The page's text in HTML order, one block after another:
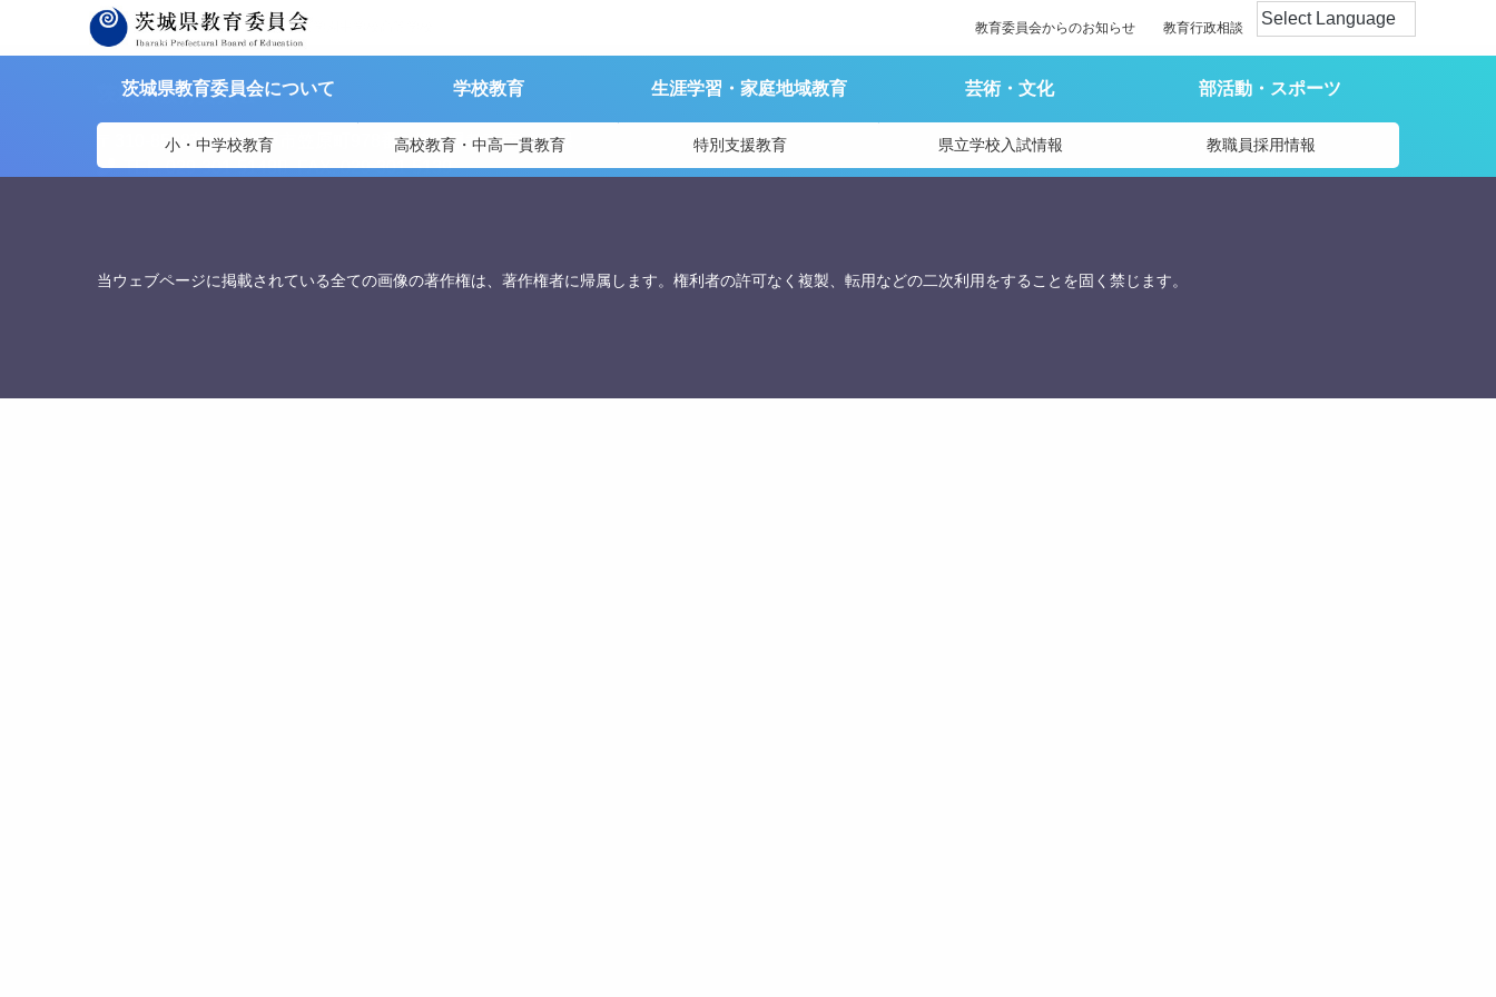
教育委員会からのお知らせ 教育行政相談
茨城県教育委員会について 学校教育 生涯学習・家庭地域教育 芸術・文化 部活動・スポーツ
小・中学校教育 高校教育・中高一貫教育 特別支援教育 県立学校入試情報 教職員採用情報
茨城県教育委員会>リンク集> 茗溪学園中学校高等学校
茨城県教育委員会
〒310-8588 茨城県水戸市笠原町978番6 茨城県教育庁総務課
TEL. 029-301-5148
FAX. 029-301-5139
当ウェブページに掲載されている全ての画像の著作権は、著作権者に帰属します。権利者の許可なく複製、転用などの二次利用をすることを固く禁じます。